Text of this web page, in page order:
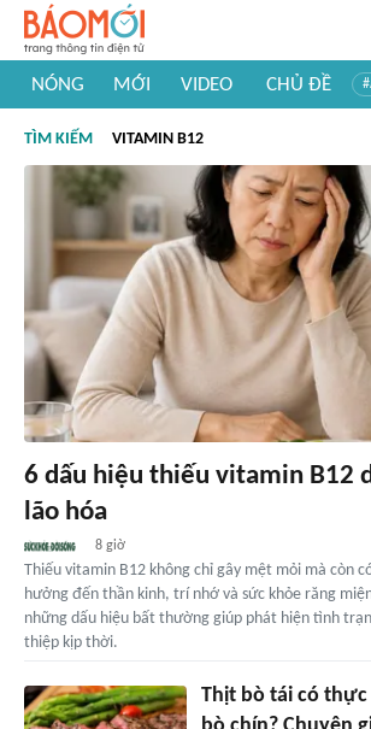
NÓNG MỚI VIDEO CHỦ ĐỀ
#Khám phá thế giới
TÌM KIẾM VITAMIN B12
6 dấu hiệu thiếu vitamin B12
lão hóa
8 giờ
Thiếu vitamin B12 không chỉ gây mệt mỏi mà còn
hưởng đến thần kinh, trí nhớ và sức khỏe răng
những dấu hiệu bất thường giúp phát hiện tình
thiệp kịp thời.
Thịt bò tái có